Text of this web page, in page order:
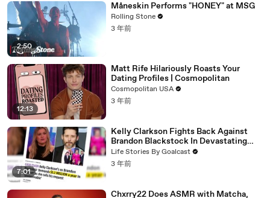
2:50
Måneskin Performs "HONEY" at MSG
Rolling Stone
3 年前
12:13
Matt Rife Hilariously Roasts Your
Dating Profiles | Cosmopolitan
Cosmopolitan USA
3 年前
7:01
Kelly Clarkson Fights Back Against
Brandon Blackstock In Devastating
Divorce Battle
Life Stories By Goalcast
3 年前
Chxrry22 Does ASMR with Matcha,